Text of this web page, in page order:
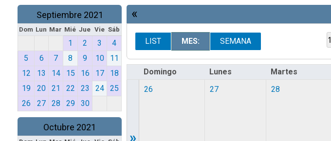
Septiembre 2021
Dom Lun Mar Mié Jue Vie Sáb
1 2 3
4
5
6 7 8 9 10
11
12
13 14 15 16 17
18
19
20 21 22 23 24
25
26
27 28 29 30
Octubre 2021
«
LIST MES: SEMANA
Domingo Lunes Martes
»
26 27 28